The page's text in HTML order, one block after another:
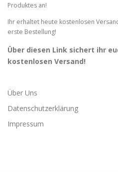
Produktes an!
Ihr erhaltet heute kostenlosen
erste Bestellung!
Über diesen Link sichert ihr
kostenlosen Versand!
Über Uns
Datenschutzerklärung
Impressum